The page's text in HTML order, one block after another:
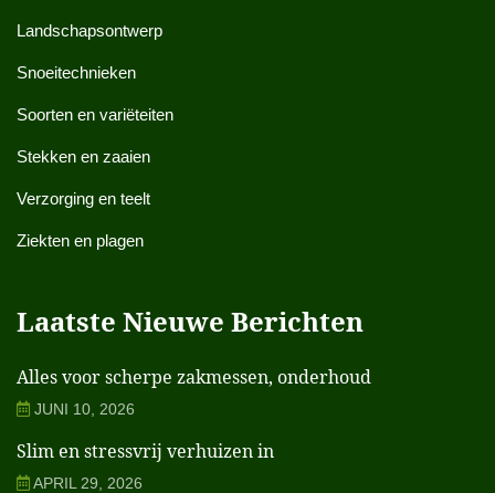
Landschapsontwerp
Snoeitechnieken
Soorten en variëteiten
Stekken en zaaien
Verzorging en teelt
Ziekten en plagen
Laatste Nieuwe Berichten
Alles voor scherpe zakmessen, onderhoud
JUNI 10, 2026
Slim en stressvrij verhuizen in
APRIL 29, 2026